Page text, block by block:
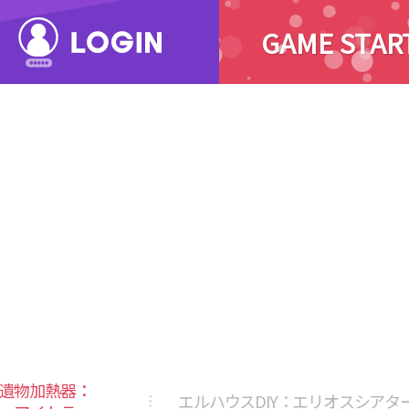
GAME
物加熱器：
エルハウスDIY：エリオスシアタ